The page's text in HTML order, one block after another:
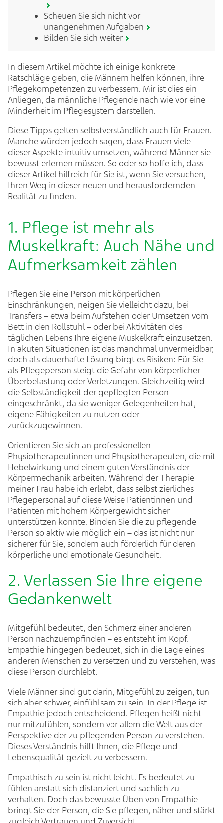
Scheuen Sie sich nicht vor
unangenehmen Aufgaben
Bilden Sie sich weiter
In diesem Artikel möchte ich einige konkrete
Ratschläge geben, die Männern helfen können, ihre
Pflegekompetenzen zu verbessern. Mir ist dies ein
Anliegen, da männliche Pflegende nach wie vor eine
Minderheit im Pflegesystem darstellen.
Diese Tipps gelten selbstverständlich auch für Frauen.
Manche würden jedoch sagen, dass Frauen viele
dieser Aspekte intuitiv umsetzen, während Männer sie
bewusst erlernen müssen. So oder so hoffe ich, dass
dieser Artikel hilfreich für Sie ist, wenn Sie versuchen,
Ihren Weg in dieser neuen und herausfordernden
Realität zu finden.
1. Pflege ist mehr als
Muskelkraft: Auch Nähe und
Aufmerksamkeit zählen
Pflegen Sie eine Person mit körperlichen
Einschränkungen, neigen Sie vielleicht dazu, bei
Transfers – etwa beim Aufstehen oder Umsetzen vom
Bett in den Rollstuhl – oder bei Aktivitäten des
täglichen Lebens Ihre eigene Muskelkraft einzusetzen.
In akuten Situationen ist das manchmal unvermeidbar,
doch als dauerhafte Lösung birgt es Risiken: Für Sie
als Pflegeperson steigt die Gefahr von körperlicher
Überbelastung oder Verletzungen. Gleichzeitig wird
die Selbständigkeit der gepflegten Person
eingeschränkt, da sie weniger Gelegenheiten hat,
eigene Fähigkeiten zu nutzen oder
zurückzugewinnen.
Orientieren Sie sich an professionellen
Physiotherapeutinnen und Physiotherapeuten, die mit
Hebelwirkung und einem guten Verständnis der
Körpermechanik arbeiten. Während der Therapie
meiner Frau habe ich erlebt, dass selbst zierliches
Pflegepersonal auf diese Weise Patientinnen und
Patienten mit hohem Körpergewicht sicher
unterstützen konnte. Binden Sie die zu pflegende
Person so aktiv wie möglich ein – das ist nicht nur
sicherer für Sie, sondern auch förderlich für deren
körperliche und emotionale Gesundheit.
2. Verlassen Sie Ihre eigene
Gedankenwelt
Mitgefühl bedeutet, den Schmerz einer anderen
Person nachzuempfinden – es entsteht im Kopf.
Empathie hingegen bedeutet, sich in die Lage eines
anderen Menschen zu versetzen und zu verstehen, was
diese Person durchlebt.
Viele Männer sind gut darin, Mitgefühl zu zeigen, tun
sich aber schwer, einfühlsam zu sein. In der Pflege ist
Empathie jedoch entscheidend. Pflegen heißt nicht
nur mitzufühlen, sondern vor allem die Welt aus der
Perspektive der zu pflegenden Person zu verstehen.
Dieses Verständnis hilft Ihnen, die Pflege und
Lebensqualität gezielt zu verbessern.
Empathisch zu sein ist nicht leicht. Es bedeutet zu
fühlen anstatt sich distanziert und sachlich zu
verhalten. Doch das bewusste Üben von Empathie
bringt Sie der Person, die Sie pflegen, näher und stärkt